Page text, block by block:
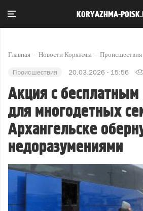
KORYAZHMA-
Главная Новости Коряжмы Происшествия
Происшествия 20.03.2026 - 15:56
Акция с
для многодетных
Архангельске
недоразумениями